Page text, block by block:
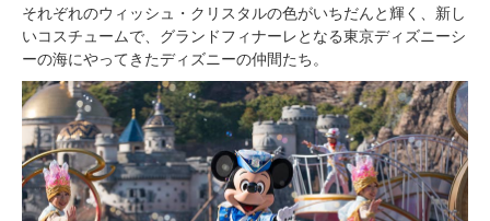
それぞれのウィッシュ・クリスタルの色がいちだんと輝く、新し
いコスチュームで、グランドフィナーレとなる東京ディズニーシ
ーの海にやってきたディズニーの仲間たち。